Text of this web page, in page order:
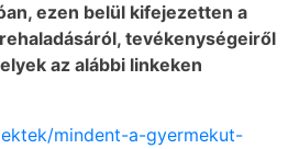
ezen belül kifejezetten a
tevékenységeiről
az alábbi linkeken
mindent-a-gyermekut-